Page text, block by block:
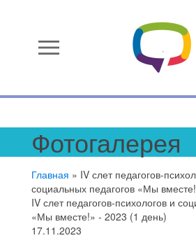
menu
Фотогалерея
Главная » IV слет педагогов-
социальных педагогов «Мы
IV слет педагогов-психологов и
«Мы вместе!» - 2023 (1 день)
17.11.2023